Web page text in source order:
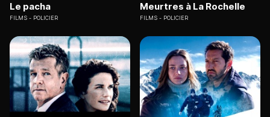
Le pacha
FILMS POLICIER
Meurtres à La Rochelle
FILMS POLICIER